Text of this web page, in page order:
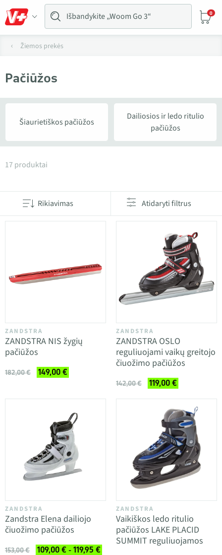
0
Žiemos prekės
Pačiūžos
Šiaurietiškos pačiūžos
Dailiosios ir ledo ritulio
pačiūžos
Produktai kategorijoje Pačiūžos
17 produktai
Rikiavimas Atidaryti filtrus
ZANDSTRA
ZANDSTRA NIS žygių
pačiūžos
182,00 € 149,00 €
ZANDSTRA
ZANDSTRA OSLO
reguliuojami vaikų greitojo
čiuožimo pačiūžos
142,00 € 119,00 €
ZANDSTRA
Zandstra Elena dailiojo
čiuožimo pačiūžos
153,00 € 109,00 € - 119,95 €
ZANDSTRA
Vaikiškos ledo ritulio
pačiūžos LAKE PLACID
SUMMIT reguliuojamos